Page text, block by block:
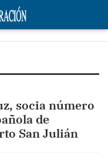
socia número
de
San Julián